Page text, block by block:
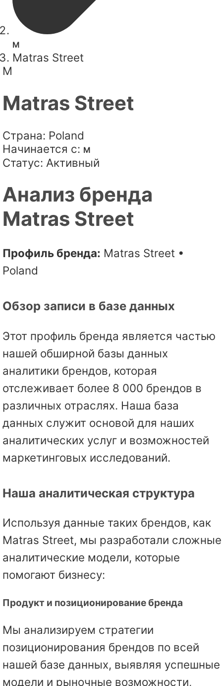
M
Matras Street
M
Matras Street
Страна: Poland
Начинается с: M
Статус: Активный
Анализ бренда
Matras Street
Профиль бренда: Matras Street •
Poland
Обзор записи в базе данных
Этот профиль бренда является частью
нашей обширной базы данных
аналитики брендов, которая
отслеживает более 8 000 брендов в
различных отраслях. Наша база
данных служит основой для наших
аналитических услуг и возможностей
маркетинговых исследований.
Наша аналитическая структура
Используя данные таких брендов, как
Matras Street, мы разработали сложные
аналитические модели, которые
помогают бизнесу:
Продукт и позиционирование бренда
Мы анализируем стратегии
позиционирования брендов по всей
нашей базе данных, выявляя успешные
модели и рыночные возможности,